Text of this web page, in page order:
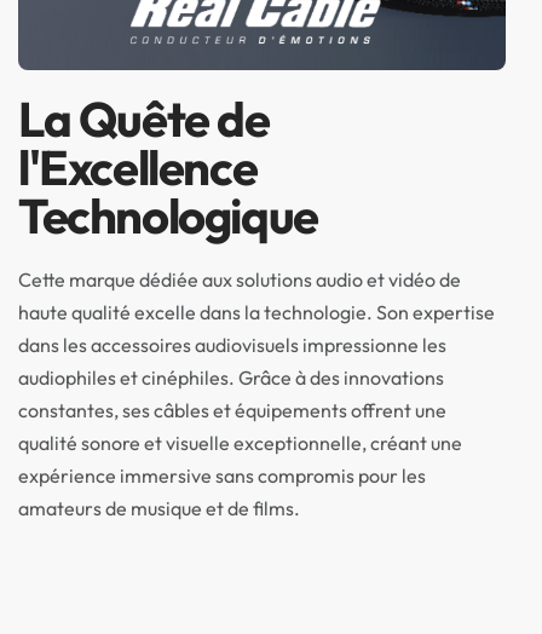
La Quête de
l'Excellence
Technologique
Cette marque dédiée aux solutions audio et vidéo de
haute qualité excelle dans la technologie. Son expertise
dans les accessoires audiovisuels impressionne les
audiophiles et cinéphiles. Grâce à des innovations
constantes, ses câbles et équipements offrent une
qualité sonore et visuelle exceptionnelle, créant une
expérience immersive sans compromis pour les
amateurs de musique et de films.